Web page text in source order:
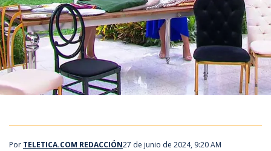
Por TELETICA.COM REDACCIÓN27 de junio de 2024, 9:20 AM